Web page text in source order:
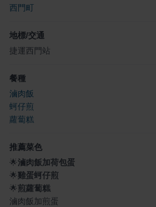
西門町
地標/交通
捷運西門站
餐種
滷肉飯
蚵仔煎
蘿蔔糕
推薦菜色
🌟滷肉飯加荷包蛋
🌟雞蛋蚵仔煎
🌟煎蘿蔔糕
滷肉飯加煎蛋